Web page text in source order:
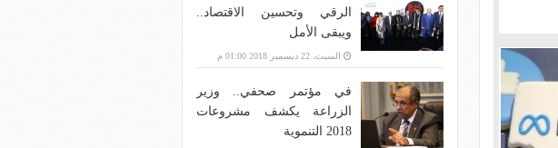
الرقي وتحسين الاقتصاد..
ويبقى الأمل
السبت، 22 ديسمبر 2018 01:00 م
في مؤتمر صحفي.. وزير
الزراعة يكشف مشروعات
2018 التنموية